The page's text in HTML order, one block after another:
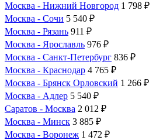
Москва - Нижний Новгород 1 798 ₽
Москва - Сочи 5 540 ₽
Москва - Рязань 911 ₽
Москва - Ярославль 976 ₽
Москва - Санкт-Петербург 836 ₽
Москва - Краснодар 4 765 ₽
Москва - Брянск Орловский 1 266 ₽
Москва - Адлер 5 540 ₽
Саратов - Москва 2 012 ₽
Москва - Минск 3 885 ₽
Москва - Воронеж 1 472 ₽